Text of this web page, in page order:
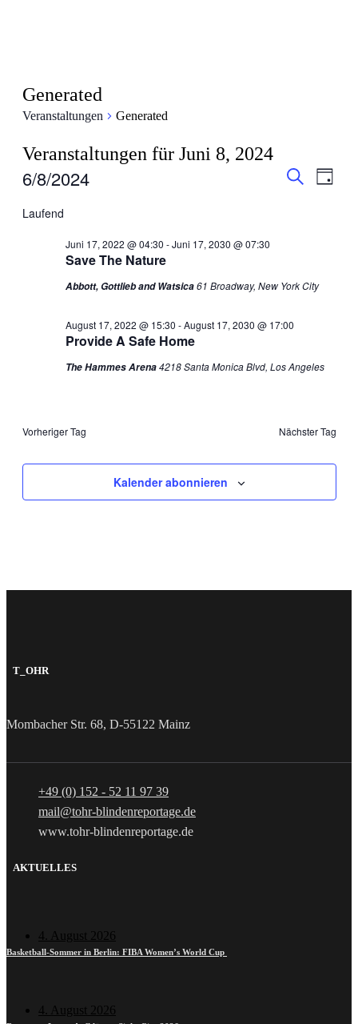
Generated
Veranstaltungen Generated
Veranstaltungen für Juni 8, 2024
Tag
6/8/2024
wählen.
Laufend
Save The Nature
Juni 17, 2022 @ 04:30 -Juni 17, 2030 @ 07:30
Abbott, Gottlieb and Watsica61 Broadway, New York City
Provide A Safe Home
August 17, 2022 @ 15:30 -August 17, 2030 @ 17:00
The Hammes Arena4218 Santa Monica Blvd, Los Angeles
Vorheriger Tag Nächster Tag
Kalender abonnieren
T_OHR
Mombacher Str. 68, D-55122 Mainz
+49 (0) 152 - 52 11 97 39
mail@tohr-blindenreportage.de
www.tohr-blindenreportage.de
AKTUELLES
4. August 2026
Basketball-Sommer in Berlin: FIBA Women’s World Cup
4. August 2026